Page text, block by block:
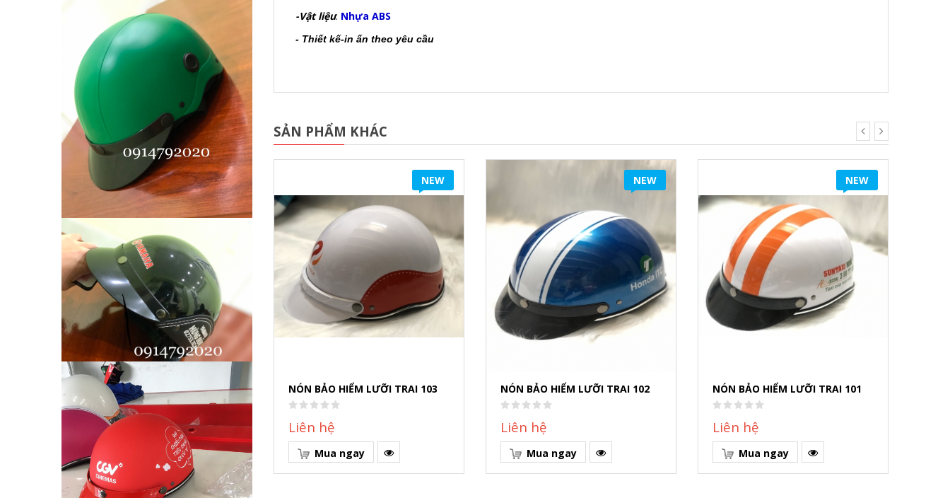
-Vật liệu: Nhựa ABS
- Thiết kế-in ấn theo yêu cầu
SẢN PHẨM KHÁC
NEW
NÓN BẢO HIỂM LƯỠI TRAI 103
Liên hệ
Mua ngay
NEW
NÓN BẢO HIỂM LƯỠI TRAI 102
Liên hệ
Mua ngay
NEW
NÓN BẢO HIỂM LƯỠI TRAI 101
Liên hệ
Mua ngay